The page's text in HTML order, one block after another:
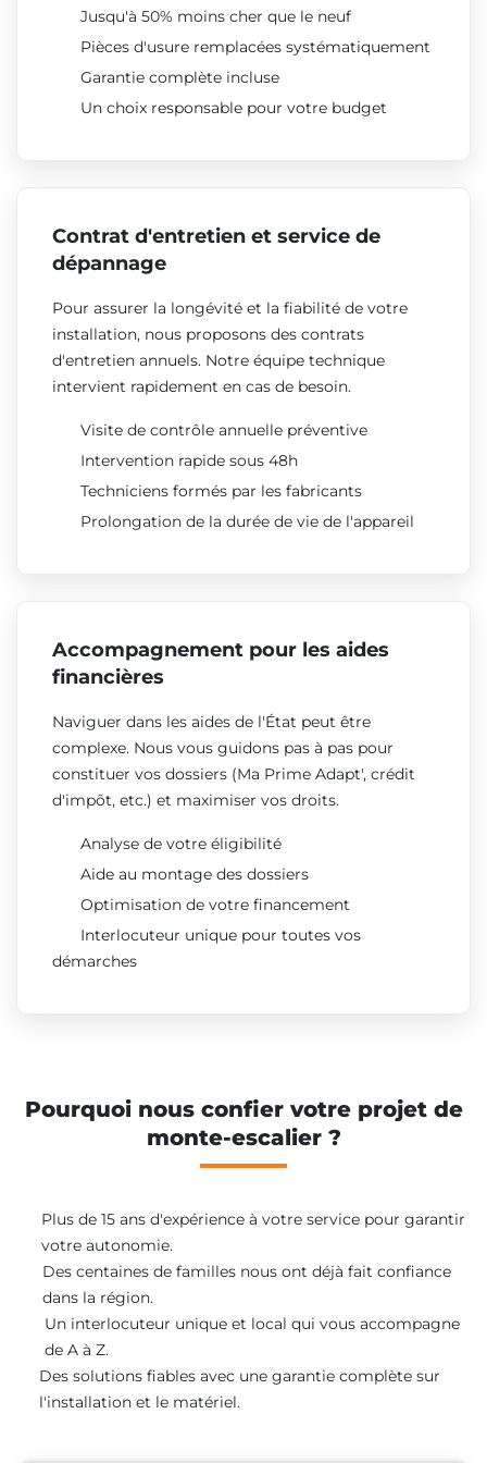
Jusqu'à 50% moins cher que le neuf
Pièces d'usure remplacées systématiquement
Garantie complète incluse
Un choix responsable pour votre budget
Contrat d'entretien et service de
dépannage
Pour assurer la longévité et la fiabilité de votre
installation, nous proposons des contrats
d'entretien annuels. Notre équipe technique
intervient rapidement en cas de besoin.
Visite de contrôle annuelle préventive
Intervention rapide sous 48h
Techniciens formés par les fabricants
Prolongation de la durée de vie de l'appareil
Accompagnement pour les aides
financières
Naviguer dans les aides de l'État peut être
complexe. Nous vous guidons pas à pas pour
constituer vos dossiers (Ma Prime Adapt', crédit
d'impôt, etc.) et maximiser vos droits.
Analyse de votre éligibilité
Aide au montage des dossiers
Optimisation de votre financement
Interlocuteur unique pour toutes vos
démarches
Pourquoi nous confier votre projet de
monte-escalier ?
Plus de 15 ans d'expérience à votre service pour garantir
votre autonomie.
Des centaines de familles nous ont déjà fait confiance
dans la région.
Un interlocuteur unique et local qui vous accompagne
de A à Z.
Des solutions fiables avec une garantie complète sur
l'installation et le matériel.